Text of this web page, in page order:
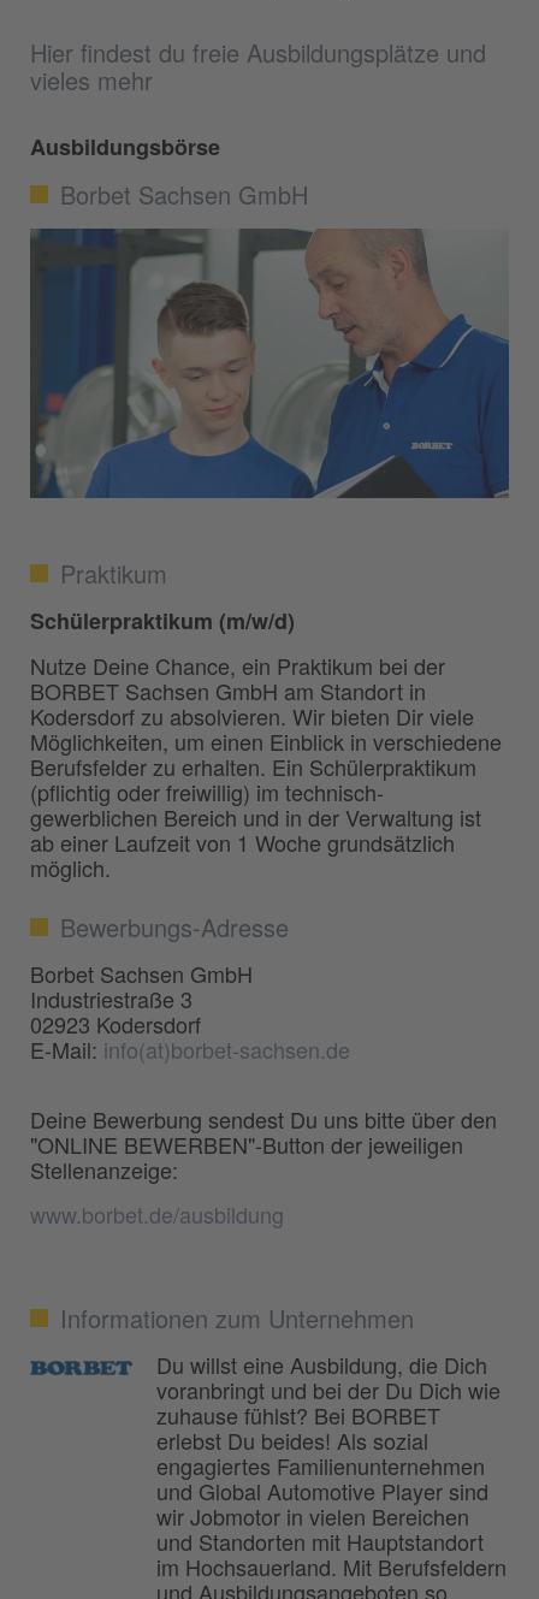
Hier findest du freie Ausbildungsplätze und
vieles mehr
Ausbildungsbörse
Borbet Sachsen GmbH
Praktikum
Schülerpraktikum (m/w/d)
Nutze Deine Chance, ein Praktikum bei der
BORBET Sachsen GmbH am Standort in
Kodersdorf zu absolvieren. Wir bieten Dir viele
Möglichkeiten, um einen Einblick in verschiedene
Berufsfelder zu erhalten. Ein Schülerpraktikum
(pflichtig oder freiwillig) im technisch-
gewerblichen Bereich und in der Verwaltung ist
ab einer Laufzeit von 1 Woche grundsätzlich
möglich.
Bewerbungs-Adresse
Borbet Sachsen GmbH
Industriestraße 3
02923 Kodersdorf
E-Mail: info(at)borbet-sachsen.de
Deine Bewerbung sendest Du uns bitte über den
"ONLINE BEWERBEN"-Button der jeweiligen
Stellenanzeige:
www.borbet.de/ausbildung
Informationen zum Unternehmen
Du willst eine Ausbildung, die Dich
voranbringt und bei der Du Dich wie
zuhause fühlst? Bei BORBET
erlebst Du beides! Als sozial
engagiertes Familienunternehmen
und Global Automotive Player sind
wir Jobmotor in vielen Bereichen
und Standorten mit Hauptstandort
im Hochsauerland. Mit Berufsfeldern
und Ausbildungsangeboten so